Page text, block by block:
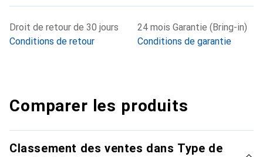
Droit de retour de 30 jours
Conditions de retour
24 mois Garantie (Bring-in)
Conditions de garantie
Comparer les produits
Classement des ventes dans Type de